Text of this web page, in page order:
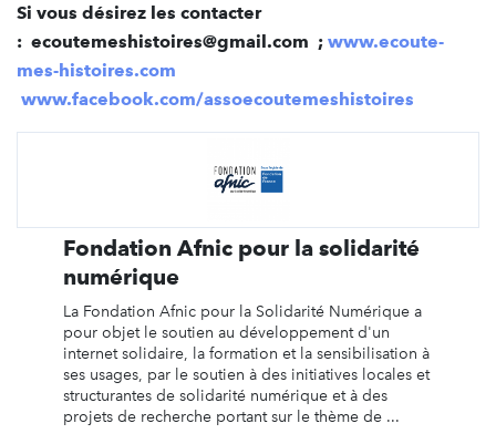
Si vous désirez les contacter
: ecoutemeshistoires@gmail.com ; www.ecoute-
mes-histoires.com
www.facebook.com/assoecoutemeshistoires
Fondation Afnic pour la solidarité
numérique
La Fondation Afnic pour la Solidarité Numérique a
pour objet le soutien au développement d'un
internet solidaire, la formation et la sensibilisation à
ses usages, par le soutien à des initiatives locales et
structurantes de solidarité numérique et à des
projets de recherche portant sur le thème de ...